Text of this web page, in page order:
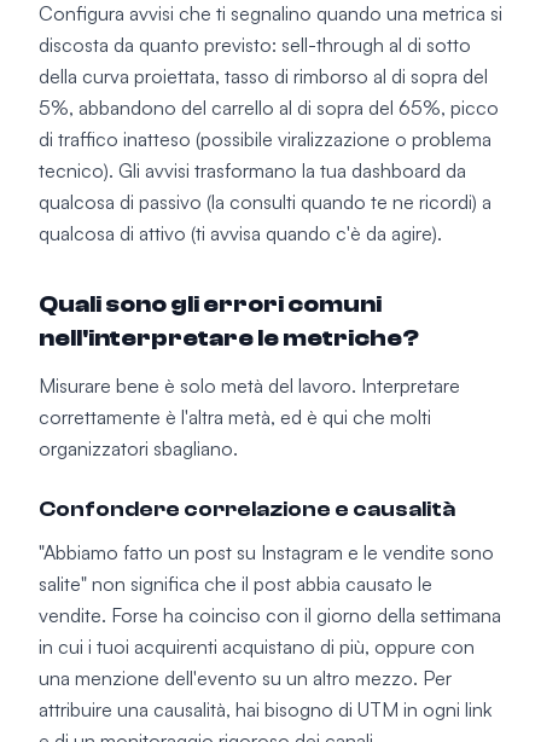
Configura avvisi che ti segnalino quando una metrica si
discosta da quanto previsto: sell-through al di sotto
della curva proiettata, tasso di rimborso al di sopra del
5%, abbandono del carrello al di sopra del 65%, picco
di traffico inatteso (possibile viralizzazione o problema
tecnico). Gli avvisi trasformano la tua dashboard da
qualcosa di passivo (la consulti quando te ne ricordi) a
qualcosa di attivo (ti avvisa quando c'è da agire).
Quali sono gli errori comuni
nell'interpretare le metriche?
Misurare bene è solo metà del lavoro. Interpretare
correttamente è l'altra metà, ed è qui che molti
organizzatori sbagliano.
Confondere correlazione e causalità
"Abbiamo fatto un post su Instagram e le vendite sono
salite" non significa che il post abbia causato le
vendite. Forse ha coinciso con il giorno della settimana
in cui i tuoi acquirenti acquistano di più, oppure con
una menzione dell'evento su un altro mezzo. Per
attribuire una causalità, hai bisogno di UTM in ogni link